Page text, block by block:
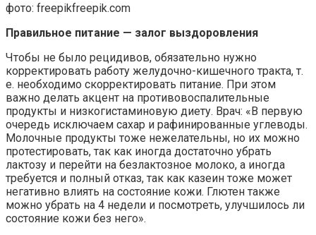
фото: freepikfreepik.com
Правильное питание — залог выздоровления
Чтобы не было рецидивов, обязательно нужно
корректировать работу желудочно-кишечного тракта, т.
е. необходимо скорректировать питание. При этом
важно делать акцент на противовоспалительные
продукты и низкогистаминовую диету. Врач: «В первую
очередь исключаем сахар и рафинированные углеводы.
Молочные продукты тоже нежелательны, но их можно
протестировать, так как иногда достаточно убрать
лактозу и перейти на безлактозное молоко, а иногда
требуется и полный отказ, так как казеин тоже может
негативно влиять на состояние кожи. Глютен также
можно убрать на 4 недели и посмотреть, улучшилось ли
состояние кожи без него».